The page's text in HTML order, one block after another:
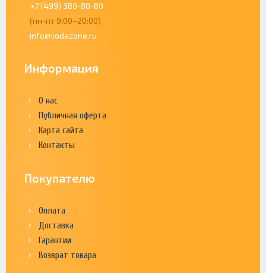
+7 (499) 380-80-80
(пн-пт 9:00–20:00)
info@vodazone.ru
Информация
О нас
Публичная оферта
Карта сайта
Контакты
Покупателю
Оплата
Доставка
Гарантии
Возврат товара